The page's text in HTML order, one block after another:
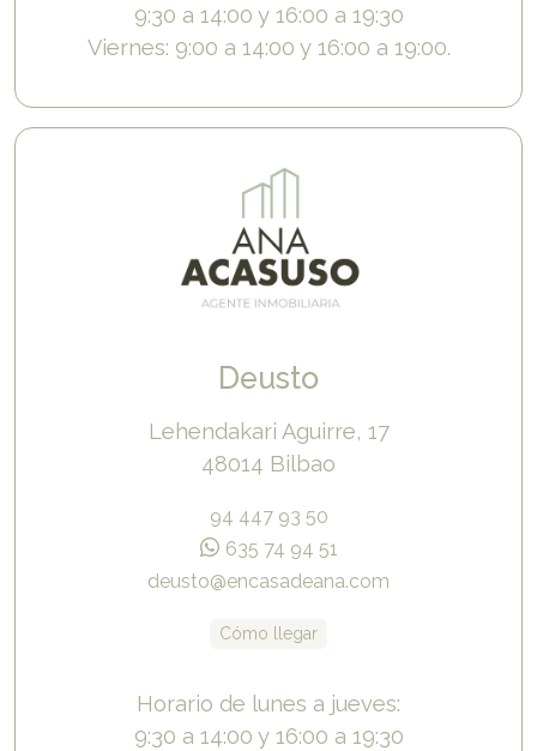
9:30 a 14:00 y 16:00 a 19:30
Viernes: 9:00 a 14:00 y 16:00 a 19:00.
Deusto
Lehendakari Aguirre, 17
48014 Bilbao
94 447 93 50
635 74 94 51
deusto@encasadeana.com
Cómo llegar
Horario de lunes a jueves:
9:30 a 14:00 y 16:00 a 19:30